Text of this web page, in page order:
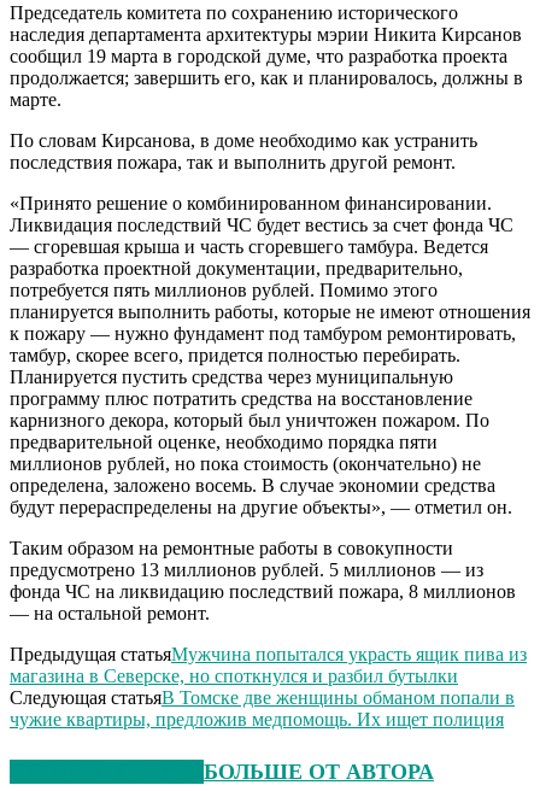
Председатель комитета по сохранению исторического
наследия департамента архитектуры мэрии Никита Кирсанов
сообщил 19 марта в городской думе, что разработка проекта
продолжается; завершить его, как и планировалось, должны в
марте.
По словам Кирсанова, в доме необходимо как устранить
последствия пожара, так и выполнить другой ремонт.
«Принято решение о комбинированном финансировании.
Ликвидация последствий ЧС будет вестись за счет фонда ЧС
— сгоревшая крыша и часть сгоревшего тамбура. Ведется
разработка проектной документации, предварительно,
потребуется пять миллионов рублей. Помимо этого
планируется выполнить работы, которые не имеют отношения
к пожару — нужно фундамент под тамбуром ремонтировать,
тамбур, скорее всего, придется полностью перебирать.
Планируется пустить средства через муниципальную
программу плюс потратить средства на восстановление
карнизного декора, который был уничтожен пожаром. По
предварительной оценке, необходимо порядка пяти
миллионов рублей, но пока стоимость (окончательно) не
определена, заложено восемь. В случае экономии средства
будут перераспределены на другие объекты», — отметил он.
Таким образом на ремонтные работы в совокупности
предусмотрено 13 миллионов рублей. 5 миллионов — из
фонда ЧС на ликвидацию последствий пожара, 8 миллионов
— на остальной ремонт.
Предыдущая статьяМужчина попытался украсть ящик пива из
магазина в Северске, но споткнулся и разбил бутылки
Следующая статьяВ Томске две женщины обманом попали в
чужие квартиры, предложив медпомощь. Их ищет полиция
БОЛЬШЕ ОТ АВТОРА